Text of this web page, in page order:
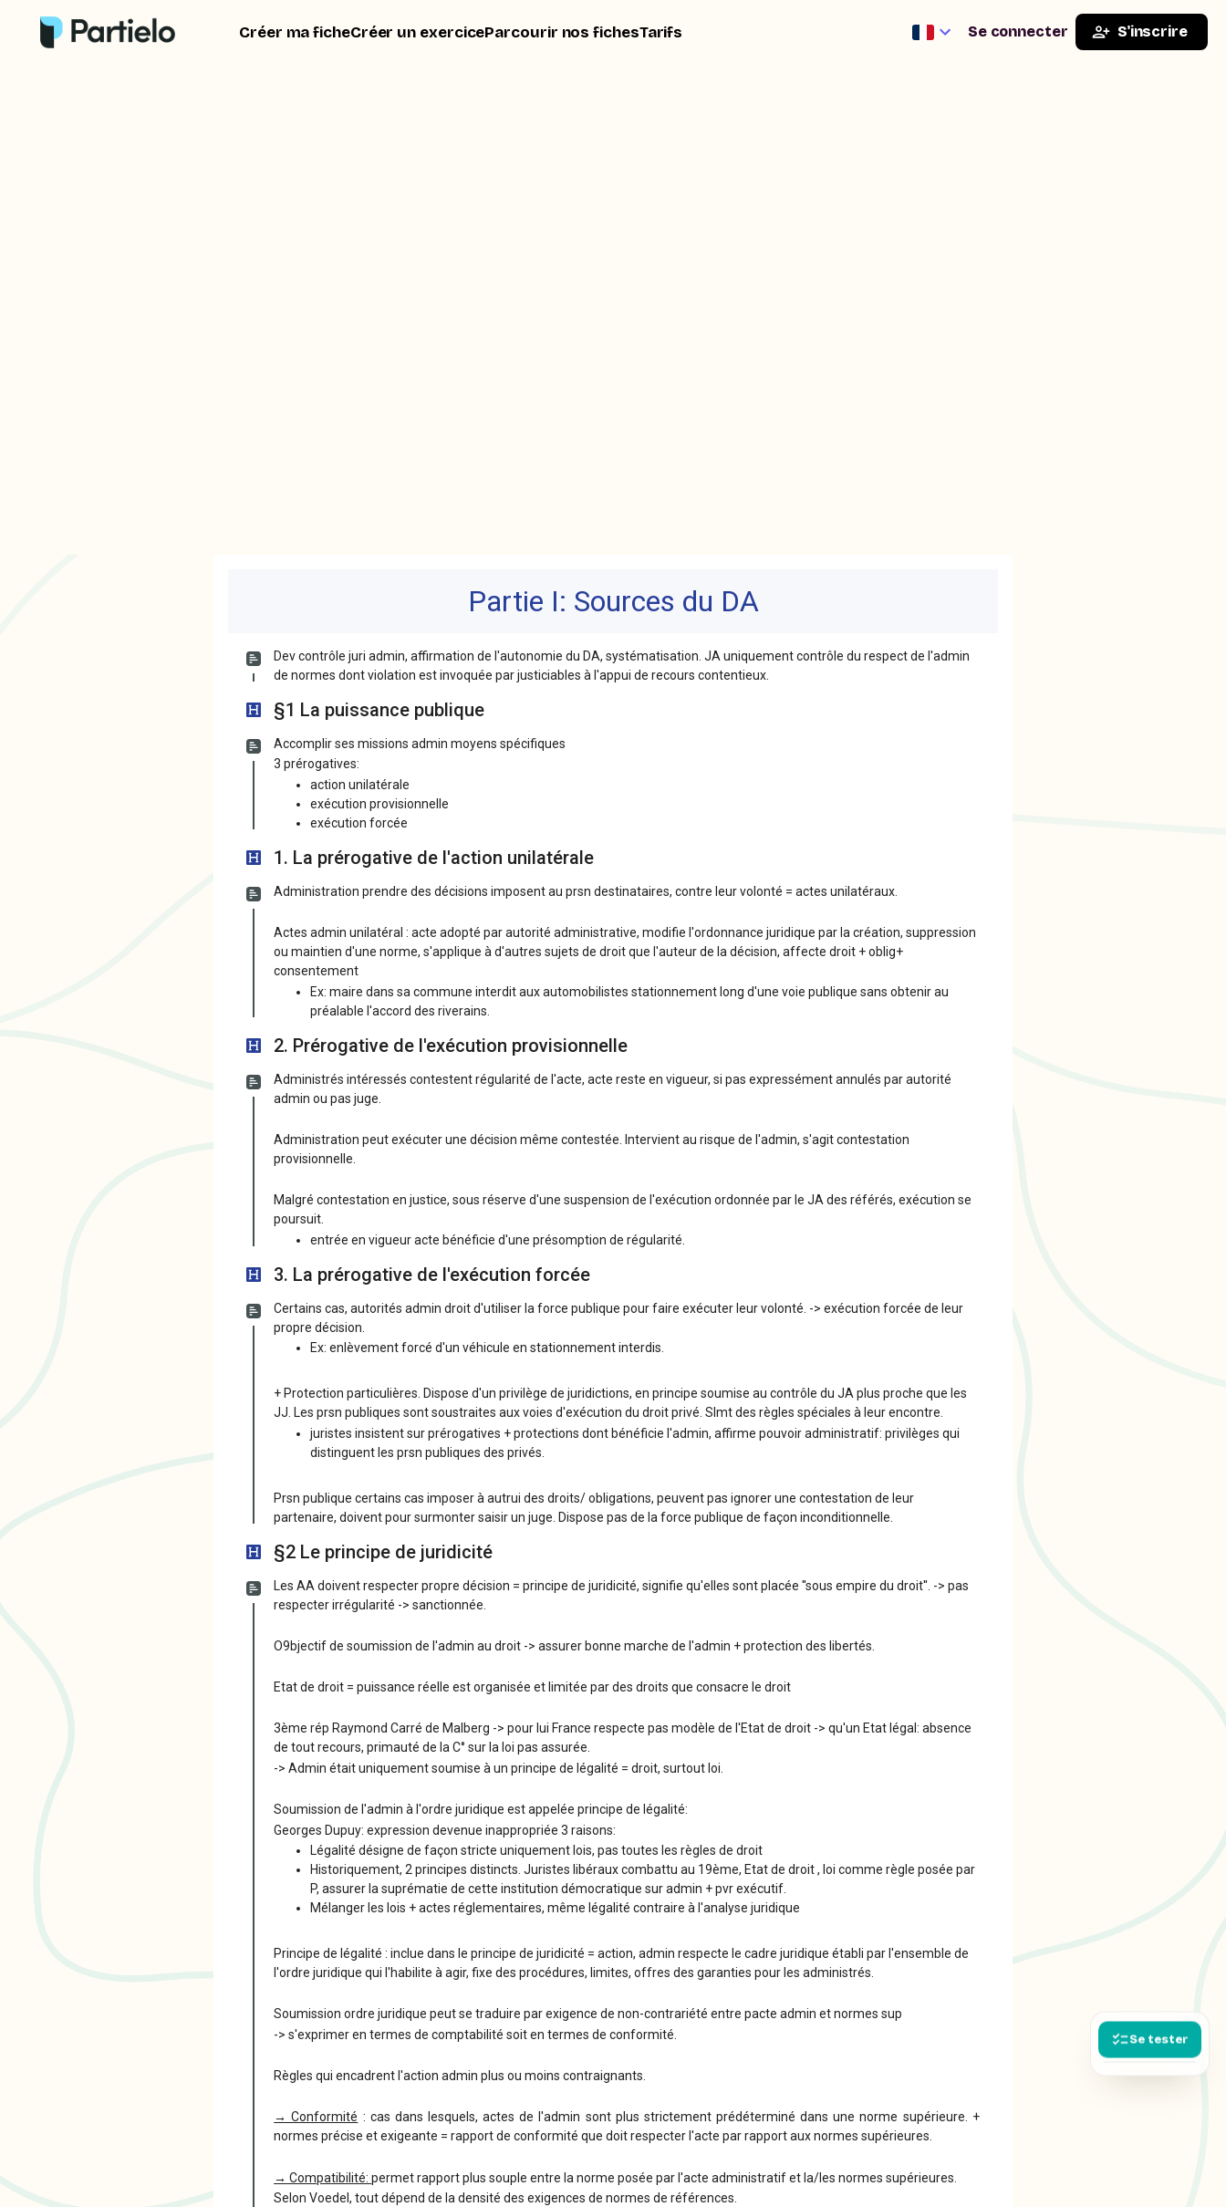
Créer ma ficheCréer un exerciceParcourir nos fichesTarifs Se connecter S'inscrire
Se tester
Partie I: Sources du DA
Dev contrôle juri admin, affirmation de l'autonomie du DA, systématisation. JA uniquement contrôle du respect de l'admin
de normes dont violation est invoquée par justiciables à l'appui de recours contentieux.
§1 La puissance publique
Accomplir ses missions admin moyens spécifiques
3 prérogatives:
action unilatérale
exécution provisionnelle
exécution forcée
1. La prérogative de l'action unilatérale
Administration prendre des décisions imposent au prsn destinataires, contre leur volonté = actes unilatéraux.
Actes admin unilatéral : acte adopté par autorité administrative, modifie l'ordonnance juridique par la création, suppression
ou maintien d'une norme, s'applique à d'autres sujets de droit que l'auteur de la décision, affecte droit + oblig+
consentement
Ex: maire dans sa commune interdit aux automobilistes stationnement long d'une voie publique sans obtenir au
préalable l'accord des riverains.
2. Prérogative de l'exécution provisionnelle
Administrés intéressés contestent régularité de l'acte, acte reste en vigueur, si pas expressément annulés par autorité
admin ou pas juge.
Administration peut exécuter une décision même contestée. Intervient au risque de l'admin, s'agit contestation
provisionnelle.
Malgré contestation en justice, sous réserve d'une suspension de l'exécution ordonnée par le JA des référés, exécution se
poursuit.
entrée en vigueur acte bénéficie d'une présomption de régularité.
3. La prérogative de l'exécution forcée
Certains cas, autorités admin droit d'utiliser la force publique pour faire exécuter leur volonté. -> exécution forcée de leur
propre décision.
Ex: enlèvement forcé d'un véhicule en stationnement interdis.
+ Protection particulières. Dispose d'un privilège de juridictions, en principe soumise au contrôle du JA plus proche que les
JJ. Les prsn publiques sont soustraites aux voies d'exécution du droit privé. Slmt des règles spéciales à leur encontre.
juristes insistent sur prérogatives + protections dont bénéficie l'admin, affirme pouvoir administratif: privilèges qui
distinguent les prsn publiques des privés.
Prsn publique certains cas imposer à autrui des droits/ obligations, peuvent pas ignorer une contestation de leur
partenaire, doivent pour surmonter saisir un juge. Dispose pas de la force publique de façon inconditionnelle.
§2 Le principe de juridicité
Les AA doivent respecter propre décision = principe de juridicité, signifie qu'elles sont placée ''sous empire du droit''. -> pas
respecter irrégularité -> sanctionnée.
O9bjectif de soumission de l'admin au droit -> assurer bonne marche de l'admin + protection des libertés.
Etat de droit = puissance réelle est organisée et limitée par des droits que consacre le droit
3ème rép Raymond Carré de Malberg -> pour lui France respecte pas modèle de l'Etat de droit -> qu'un Etat légal: absence
de tout recours, primauté de la C° sur la loi pas assurée.
-> Admin était uniquement soumise à un principe de légalité = droit, surtout loi.
Soumission de l'admin à l'ordre juridique est appelée principe de légalité:
Georges Dupuy: expression devenue inappropriée 3 raisons:
Légalité désigne de façon stricte uniquement lois, pas toutes les règles de droit
Historiquement, 2 principes distincts. Juristes libéraux combattu au 19ème, Etat de droit , loi comme règle posée par
P, assurer la suprématie de cette institution démocratique sur admin + pvr exécutif.
Mélanger les lois + actes réglementaires, même légalité contraire à l'analyse juridique
Principe de légalité : inclue dans le principe de juridicité = action, admin respecte le cadre juridique établi par l'ensemble de
l'ordre juridique qui l'habilite à agir, fixe des procédures, limites, offres des garanties pour les administrés.
Soumission ordre juridique peut se traduire par exigence de non-contrariété entre pacte admin et normes sup
-> s'exprimer en termes de comptabilité soit en termes de conformité.
Règles qui encadrent l'action admin plus ou moins contraignants.
→ Conformité : cas dans lesquels, actes de l'admin sont plus strictement prédéterminé dans une norme supérieure. +
normes précise et exigeante = rapport de conformité que doit respecter l'acte par rapport aux normes supérieures.
→ Compatibilité:permet rapport plus souple entre la norme posée par l'acte administratif et la/les normes supérieures.
Selon Voedel, tout dépend de la densité des exigences de normes de références.